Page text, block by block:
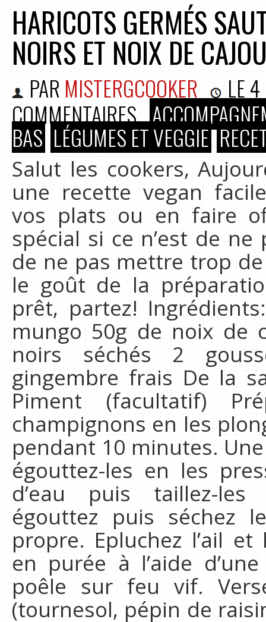
HARICOTS GERMÉS
NOIRS ET NOIX DE
PAR MISTERGCOOKER LE4
COMMENTAIRES
BAS LÉGUMES ET VEGGIE
Salut les cookers,
une recette vegan
vos plats ou en faire
spécial si ce n’est de
de ne pas mettre trop
le goût de la
prêt, partez!
mungo 50g de noix de
noirs séchés 2
gingembre frais De la
Piment (facultatif)
champignons en les
pendant 10 minutes.
égouttez-les en les
d’eau puis taillez-les
égouttez puis séchez
propre. Epluchez l’ail
en purée à l’aide
poêle sur feu vif.
(tournesol, pépin de